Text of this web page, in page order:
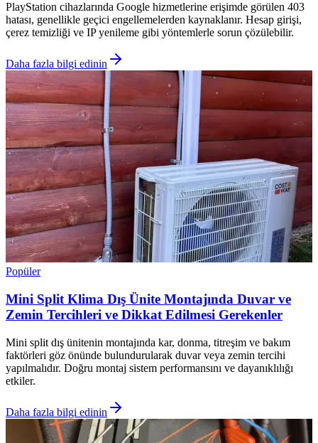
PlayStation cihazlarında Google hizmetlerine erişimde görülen 403
hatası, genellikle geçici engellemelerden kaynaklanır. Hesap girişi,
çerez temizliği ve IP yenileme gibi yöntemlerle sorun çözülebilir.
Daha fazla bilgi edinin
Popüler
Mini Split Klima Dış Ünite Montajında Duvar ve
Zemin Tercihleri ve Dikkat Edilmesi Gerekenler
Mini split dış ünitenin montajında kar, donma, titreşim ve bakım
faktörleri göz önünde bulundurularak duvar veya zemin tercihi
yapılmalıdır. Doğru montaj sistem performansını ve dayanıklılığı
etkiler.
Daha fazla bilgi edinin